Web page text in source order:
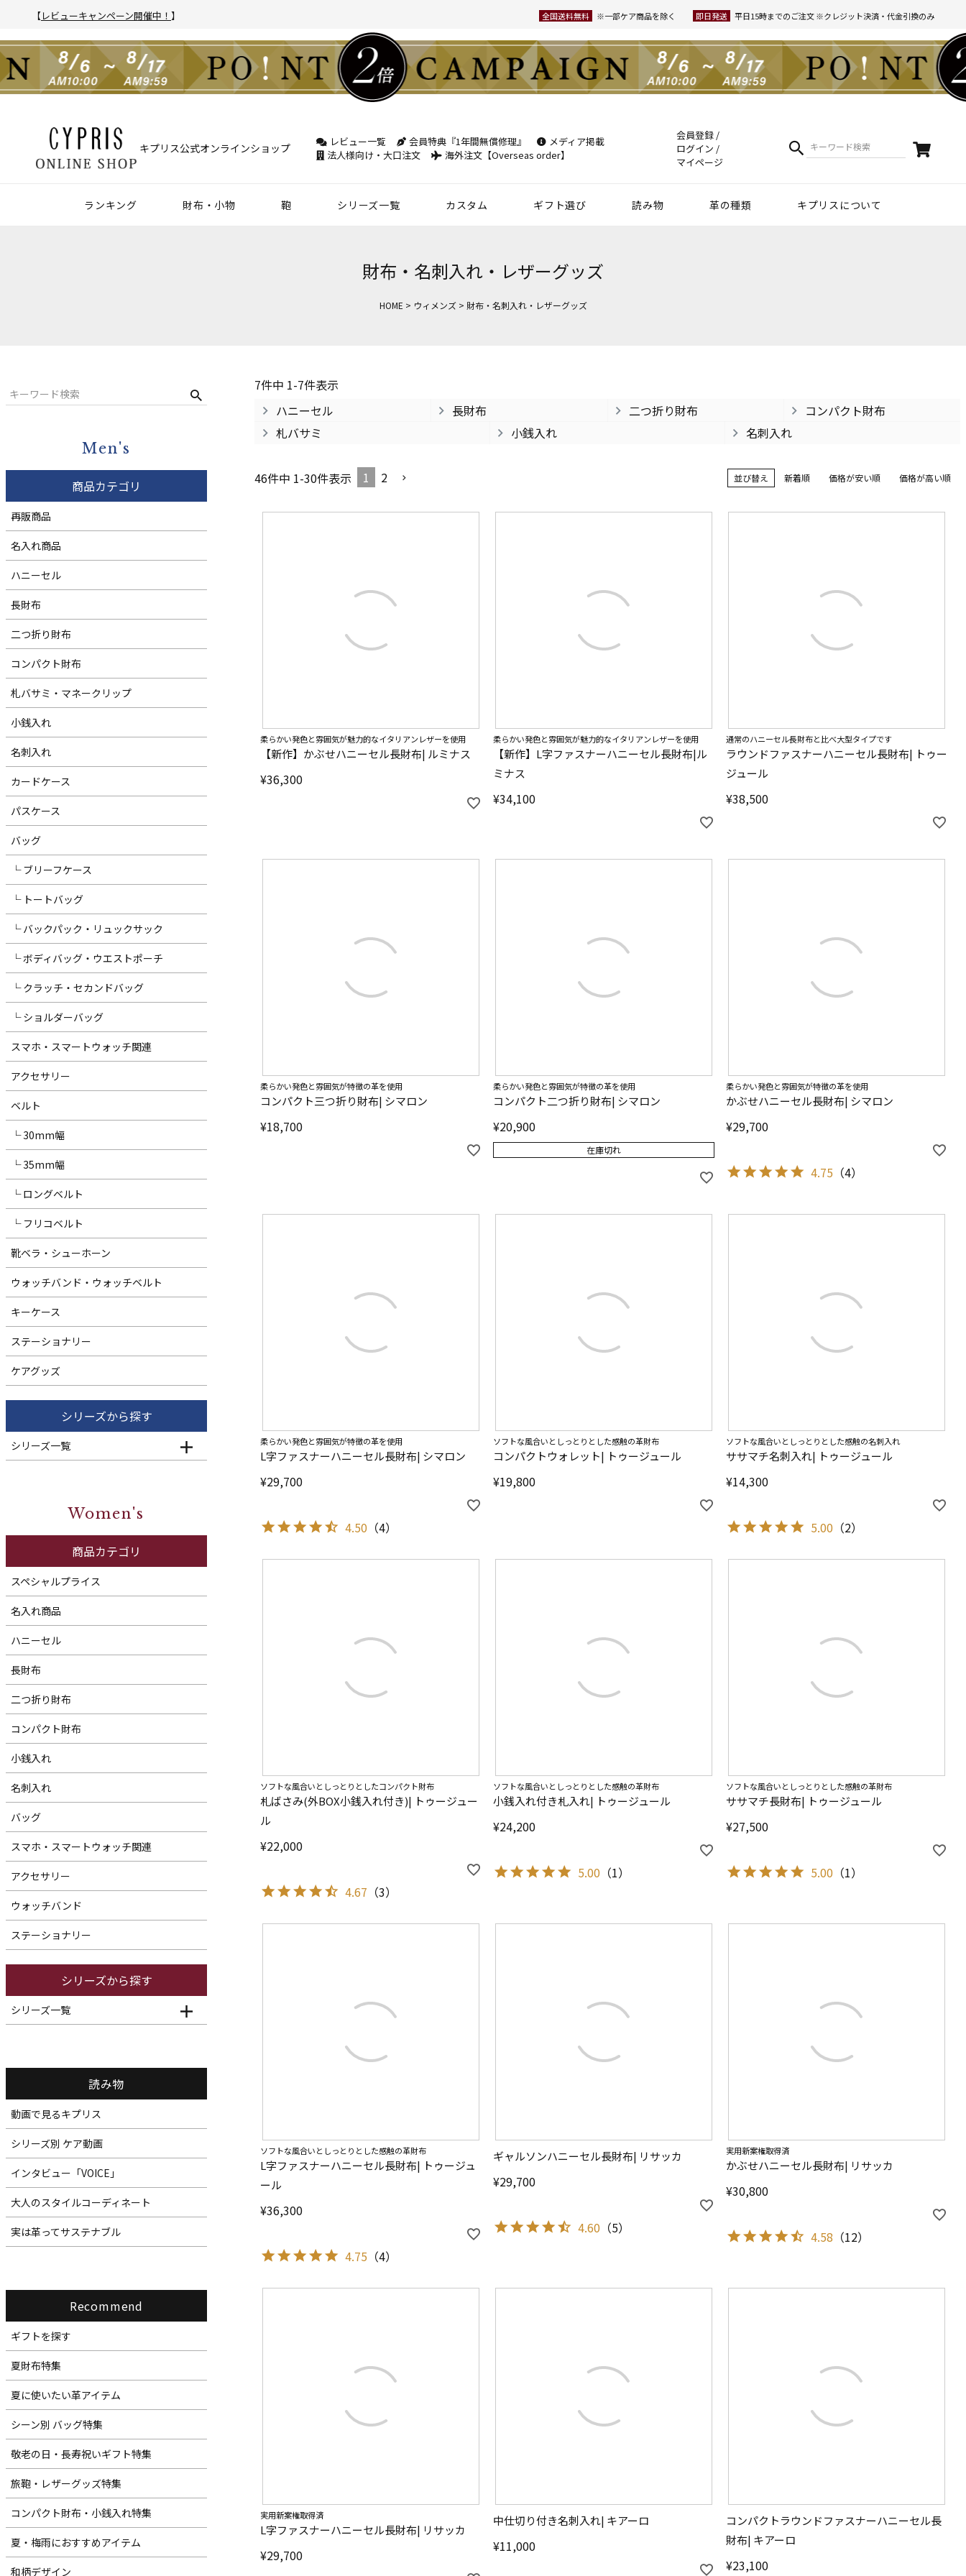
【レビューキャンペーン開催中！ 】 全国送料無料 ※一部ケア商品を除く 即日発送 平日15時までのご注文 ※クレジット決済・代金引換のみ
キプリス公式オンラインショップ レビュー一覧 会員特典『1年間無償修理』
メディア掲載
法人様向け・大口注文
海外注文【Overseas order】
会員登録
ログイン
マイページ
検索
ランキング
財布・小物
小銭入れ
スペシャルプライス
鞄
シリーズ一覧 カスタム
ギフト選び
読み物
革の種類
キプリスについて
財布・名刺入れ・レザーグッズ
HOME ウィメンズ 財布・名刺入れ・レザーグッズ
Men's
商品カテゴリ
再販商品
名入れ商品
ハニーセル
長財布
二つ折り財布
コンパクト財布
札バサミ・マネークリップ
小銭入れ
名刺入れ
カードケース
パスケース
バッグ
└ ブリーフケース
└ トートバッグ
└ バックパック・リュックサック
└ ボディバッグ・ウエストポーチ
└ クラッチ・セカンドバッグ
└ ショルダーバッグ
スマホ・スマートウォッチ関連
アクセサリー
ベルト
└ 30mm幅
└ 35mm幅
└ ロングベルト
└ フリコベルト
靴ベラ・シューホーン
ウォッチバンド・ウォッチベルト
キーケース
ステーショナリー
ケアグッズ
シリーズから探す
シリーズ一覧
Women's
商品カテゴリ
スペシャルプライス
名入れ商品
ハニーセル
長財布
二つ折り財布
コンパクト財布
小銭入れ
名刺入れ
バッグ
スマホ・スマートウォッチ関連
アクセサリー
ウォッチバンド
ステーショナリー
シリーズから探す
シリーズ一覧
読み物
動画で見るキプリス
シリーズ別 ケア動画
インタビュー「VOICE」
大人のスタイルコーディネート
実は革ってサステナブル
Recommend
ギフトを探す
夏財布特集
夏に使いたい革アイテム
シーン別 バッグ特集
敬老の日・長寿祝いギフト特集
旅鞄・レザーグッズ特集
コンパクト財布・小銭入れ特集
夏・梅雨におすすめアイテム
和柄デザイン
7件中 1-7件表示
ハニーセル
長財布 二つ折り財布
コンパクト財布
札バサミ
小銭入れ 名刺入れ
並び替え 価格が安い順 価格が高い順
新着順
46件中 1-30件表示 1 2
柔らかい発色と雰囲気が魅力的なイタリアンレザーを使用
【新作】かぶせハニーセル長財布| ルミナス
¥36,300
柔らかい発色と雰囲気が魅力的なイタリアンレザーを使用
【新作】L字ファスナーハニーセル長財布|ル
ミナス
¥34,100
通常のハニーセル長財布と比べ大型タイプです
ラウンドファスナーハニーセル長財布| トゥー
ジュール
¥38,500
柔らかい発色と雰囲気が特徴の革を使用
コンパクト三つ折り財布| シマロン
¥18,700
柔らかい発色と雰囲気が特徴の革を使用
コンパクト二つ折り財布| シマロン
¥20,900
在庫切れ
柔らかい発色と雰囲気が特徴の革を使用
かぶせハニーセル長財布| シマロン
¥29,700
4.75 （4）
柔らかい発色と雰囲気が特徴の革を使用
L字ファスナーハニーセル長財布| シマロン
¥29,700
4.50 （4）
ソフトな風合いとしっとりとした感触の革財布
コンパクトウォレット| トゥージュール
¥19,800
ソフトな風合いとしっとりとした感触の名刺入れ
ササマチ名刺入れ| トゥージュール
¥14,300
5.00 （2）
ソフトな風合いとしっとりとしたコンパクト財布
札ばさみ(外BOX小銭入れ付き)| トゥージュー
ル
¥22,000
4.67 （3）
ソフトな風合いとしっとりとした感触の革財布
小銭入れ付き札入れ| トゥージュール
¥24,200
5.00 （1）
ソフトな風合いとしっとりとした感触の革財布
ササマチ長財布| トゥージュール
¥27,500
5.00 （1）
ソフトな風合いとしっとりとした感触の革財布
L字ファスナーハニーセル長財布| トゥージュ
ール
¥36,300
4.75 （4）
ギャルソンハニーセル長財布| リサッカ
¥29,700
4.60 （5）
実用新案権取得済
かぶせハニーセル長財布| リサッカ
¥30,800
4.58 （12）
実用新案権取得済
L字ファスナーハニーセル長財布| リサッカ
¥29,700
中仕切り付き名刺入れ| キアーロ
¥11,000
コンパクトラウンドファスナーハニーセル長
財布| キアーロ
¥23,100